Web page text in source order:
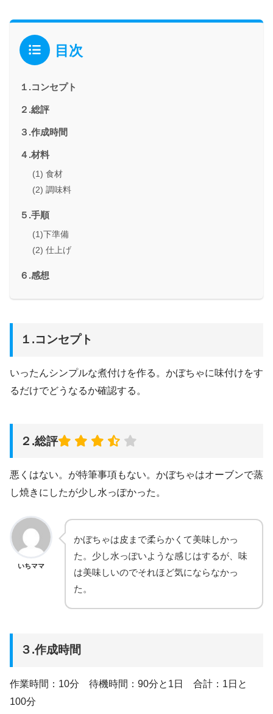
目次
１.コンセプト
２.総評
３.作成時間
４.材料
(1) 食材
(2) 調味料
５.手順
(1)下準備
(2) 仕上げ
６.感想
１.コンセプト
いったんシンプルな煮付けを作る。かぼちゃに味付けをす
るだけでどうなるか確認する。
２.総評
悪くはない。が特筆事項もない。かぼちゃはオーブンで蒸
し焼きにしたが少し水っぽかった。
いちママ
かぼちゃは皮まで柔らかくて美味しかっ
た。少し水っぽいような感じはするが、味
は美味しいのでそれほど気にならなかっ
た。
３.作成時間
作業時間：10分 待機時間：90分と1日 合計：1日と
100分